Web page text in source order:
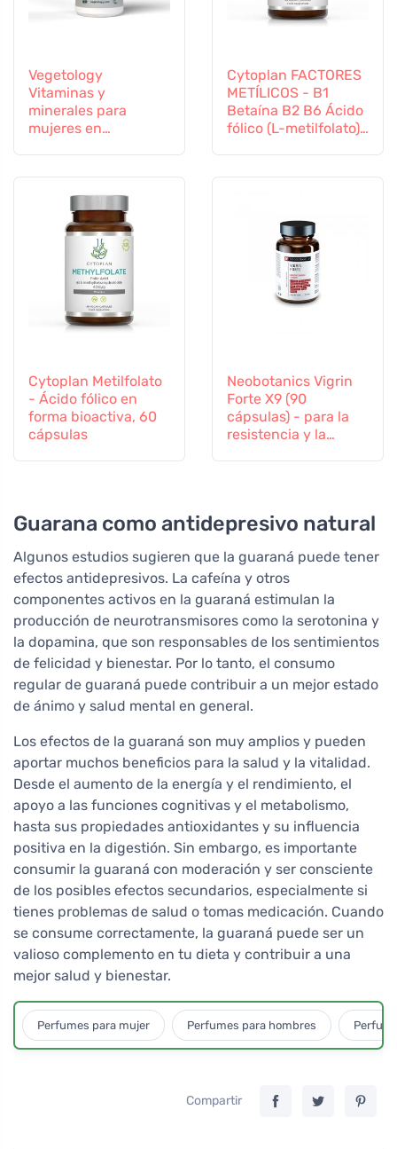
Vegetology
Vitaminas y
minerales para
mujeres en
Cytoplan FACTORES
METÍLICOS - B1
Betaína B2 B6 Ácido
fólico (L-metilfolato)
Cytoplan Metilfolato
- Ácido fólico en
forma bioactiva, 60
cápsulas
Neobotanics Vigrin
Forte X9 (90
cápsulas) - para la
resistencia y la
Guarana como antidepresivo natural
Algunos estudios sugieren que la guaraná puede tener
efectos antidepresivos. La cafeína y otros
componentes activos en la guaraná estimulan la
producción de neurotransmisores como la serotonina y
la dopamina, que son responsables de los sentimientos
de felicidad y bienestar. Por lo tanto, el consumo
regular de guaraná puede contribuir a un mejor estado
de ánimo y salud mental en general.
Los efectos de la guaraná son muy amplios y pueden
aportar muchos beneficios para la salud y la vitalidad.
Desde el aumento de la energía y el rendimiento, el
apoyo a las funciones cognitivas y el metabolismo,
hasta sus propiedades antioxidantes y su influencia
positiva en la digestión. Sin embargo, es importante
consumir la guaraná con moderación y ser consciente
de los posibles efectos secundarios, especialmente si
tienes problemas de salud o tomas medicación. Cuando
se consume correctamente, la guaraná puede ser un
valioso complemento en tu dieta y contribuir a una
mejor salud y bienestar.
Perfumes para mujer Perfumes para hombres
Compartir